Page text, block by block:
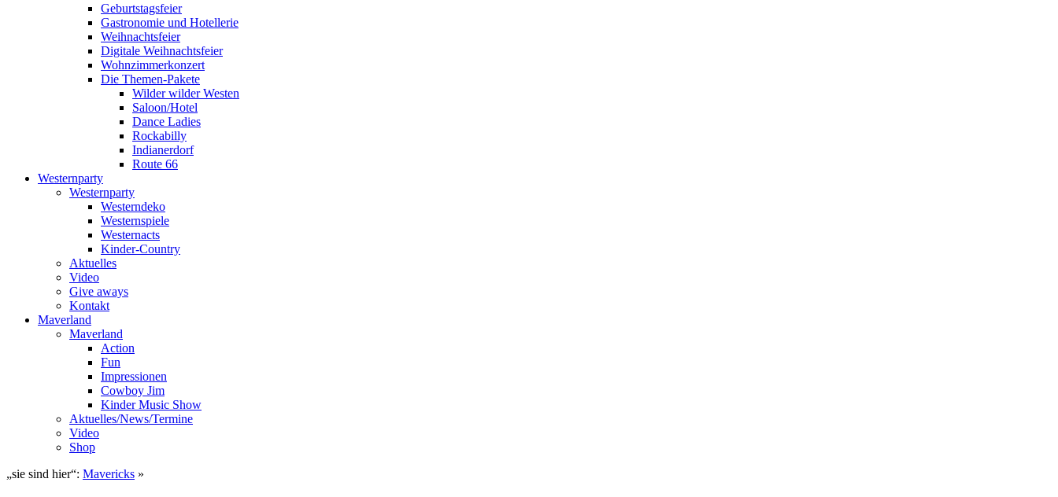
Geburtstagsfeier
Gastronomie und Hotellerie
Weihnachtsfeier
Digitale Weihnachtsfeier
Wohnzimmerkonzert
Die Themen-Pakete
Wilder wilder Westen
Saloon/Hotel
Dance Ladies
Rockabilly
Indianerdorf
Route 66
Westernparty
Westernparty
Westerndeko
Westernspiele
Westernacts
Kinder-Country
Aktuelles
Video
Give aways
Kontakt
Maverland
Maverland
Action
Fun
Impressionen
Cowboy Jim
Kinder Music Show
Aktuelles/News/Termine
Video
Shop
„sie sind hier“: Mavericks »